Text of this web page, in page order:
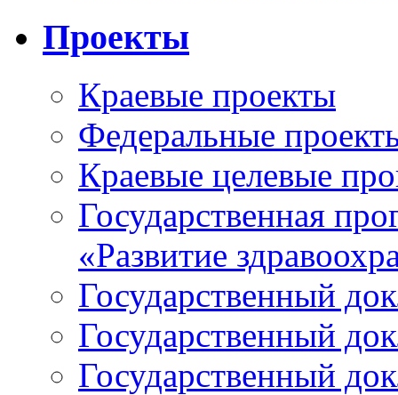
Проекты
Краевые проекты
Федеральные
Краевые целевые
Государственная
«Развитие
Государственный
Государственный
Государственный